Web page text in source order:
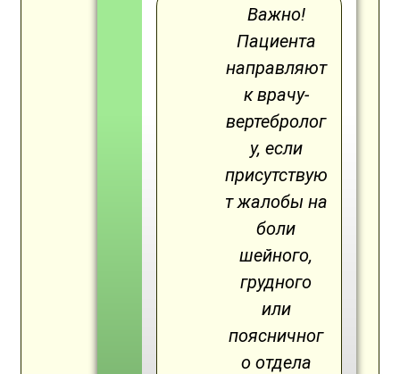
Важно!
Пациента
направляют
к врачу-
вертебролог
у, если
присутствую
т жалобы на
боли
шейного,
грудного
или
поясничног
о отдела